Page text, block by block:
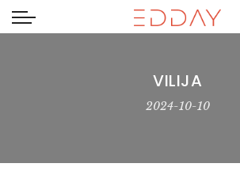
VILIJA
2024-10-10